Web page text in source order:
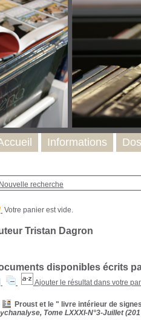
Nouvelle recherche
Tristan Dagron
disponibles écrits
Ajouter le résultat dans votre
Proust et le " livre intérieur de
Tome LXXXI-N°3-Juillet
Informations